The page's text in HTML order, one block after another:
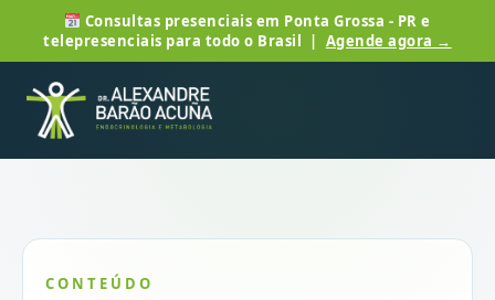
Consultas presenciais em Ponta Grossa - PR e
telepresenciais para todo o Brasil | Agende agora →
CONTEÚDO